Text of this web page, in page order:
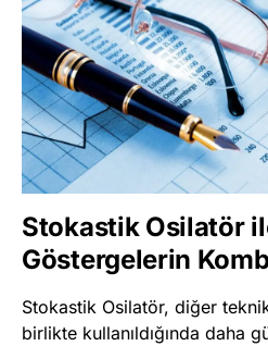
Stokastik Osilatör
Göstergelerin
Stokastik Osilatör, diğer
birlikte kullanıldığında daha